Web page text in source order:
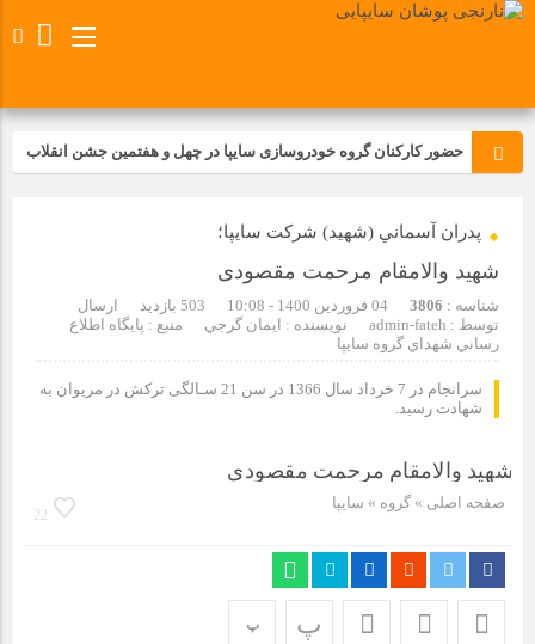
حضور کارکنان گروه خودروسازی سایپا در چهل و هفتمین جشن انقلاب
تجدید بیعت کارکنان شرکت پارس خودرو با آرمان های رهبر کبیر و فقید
انقلاب اسلامی ایران
مسابقات ورزشی در مگاموتوربا استقبال کارکنان برگزار شد
مراسم عزاداری و ذکرمصیبت سالروز شهادت امام محمدتقی(ع) در
دانش‌آموزان از خطوط تولید مگاموتور
برگزار شد
مراسم گرامیداشت سالروز آزادسازی خرمشهر در نمازخانه فاطمیه
پدران آسماني (شهيد) شركت سايپا؛
شهید والامقام مرحمت مقصودی
شناسه : 3806 04 فروردین 1400 - 10:08
ارسال
توسط : admin-fateh نویسنده : ايمان گرجي
منبع : پايگاه اطلاع
رساني شهداي گروه سايپا
سرانجام در 7 خرداد سال 1366 در سن 21 سـالگی ترکش در مریوان به
شهادت رسید.
صفحه اصلی » گروه » سایپا
22
پ پ